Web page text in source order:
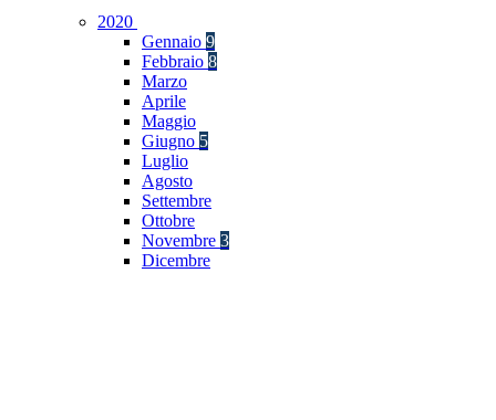
2020
Gennaio 9
Febbraio 8
Marzo
Aprile
Maggio
Giugno 5
Luglio
Agosto
Settembre
Ottobre
Novembre 3
Dicembre